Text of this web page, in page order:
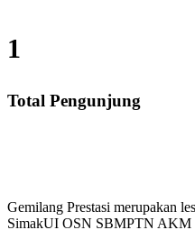
1
Total Pengunjung
Gemilang Prestasi merupakan
SimakUI OSN SBMPTN AKM